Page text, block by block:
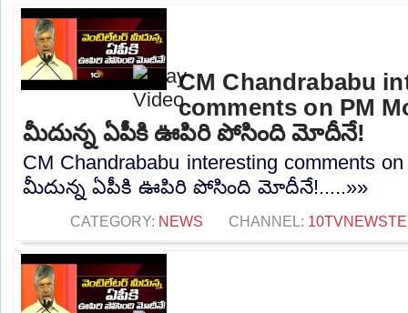
CM Chandrababu
comments on PM
మీదున్న ఏపీకి ఊపిరి పోసింది మోదీనే!
CM Chandrababu interesting comments
మీదున్న ఏపీకి ఊపిరి పోసింది మోదీనే!.....»»
CATEGORY: NEWS CHANNEL: